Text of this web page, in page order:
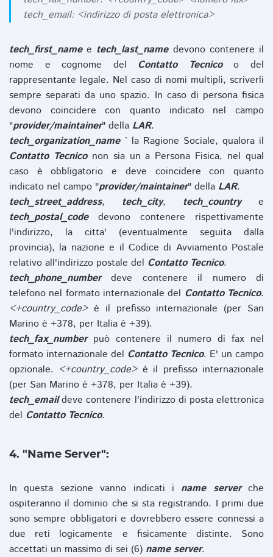
tech_email: <indirizzo di posta elettronica>
tech_first_namee tech_last_namedevono contenere il
nome e cognome del Contatto Tecnicoo del
rappresentante legale. Nel caso di nomi multipli, scriverli
sempre separati da uno spazio. In caso di persona fisica
devono coincidere con quanto indicato nel campo
"provider/maintainer" della LAR.
tech_organization_name` la Ragione Sociale, qualora il
Contatto Tecniconon sia un a Persona Fisica, nel qual
caso è obbligatorio e deve coincidere con quanto
indicato nel campo "provider/maintainer" della LAR.
tech_street_address, tech_city, tech_countrye
tech_postal_codedevono contenere rispettivamente
l'indirizzo, la citta' (eventualmente seguita dalla
provincia), la nazione e il Codice di Avviamento Postale
relativo all'indirizzo postale del Contatto Tecnico.
tech_phone_numberdeve contenere il numero di
telefono nel formato internazionale del Contatto Tecnico.
<+country_code>è il prefisso internazionale (per San
Marino è +378, per Italia è +39).
tech_fax_numberpuò contenere il numero di fax nel
formato internazionale del Contatto Tecnico. E' un campo
opzionale. <+country_code>è il prefisso internazionale
(per San Marino è +378, per Italia è +39).
tech_emaildeve contenere l'indirizzo di posta elettronica
del Contatto Tecnico.
4. "Name Server":
In questa sezione vanno indicati i name serverche
ospiteranno il dominio che si sta registrando. I primi due
sono sempre obbligatori e dovrebbero essere connessi a
due reti logicamente e fisicamente distinte. Sono
accettati un massimo di sei (6) name server.